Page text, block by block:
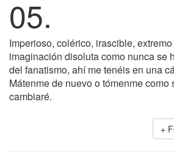
05.
Imperioso, colérico, irascible,
imaginación disoluta como nunca se
del fanatismo, ahí me tenéis en una
Mátenme de nuevo o tómenme como
cambiaré.
+